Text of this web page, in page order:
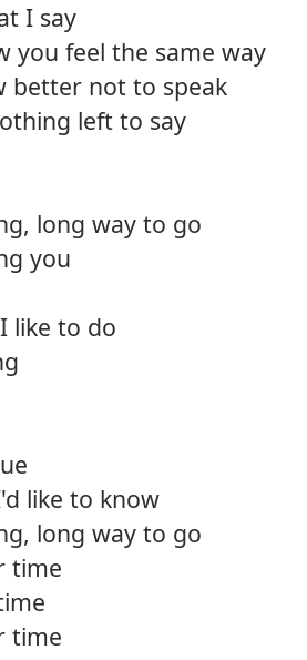
I say
you feel the same way
better not to speak
left to say
long way to go
you
like to do
like to know
long way to go
time
time